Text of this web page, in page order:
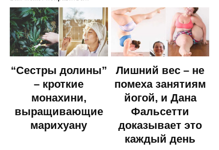
“Сестры долины”
– кроткие
монахини,
выращивающие
марихуану
Лишний вес – не
помеха занятиям
йогой, и Дана
Фальсетти
доказывает это
каждый день